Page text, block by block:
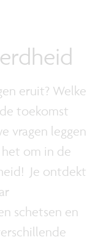
eruit? Welke
toekomst
vragen leggen
om in de
Je ontdekt
schetsen en